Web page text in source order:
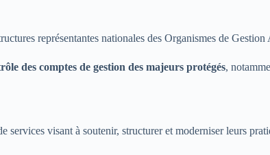
représentantes nationales des Organismes de Gestion
des comptes de gestion des majeurs protégés,
visant à soutenir, structurer et moderniser leurs